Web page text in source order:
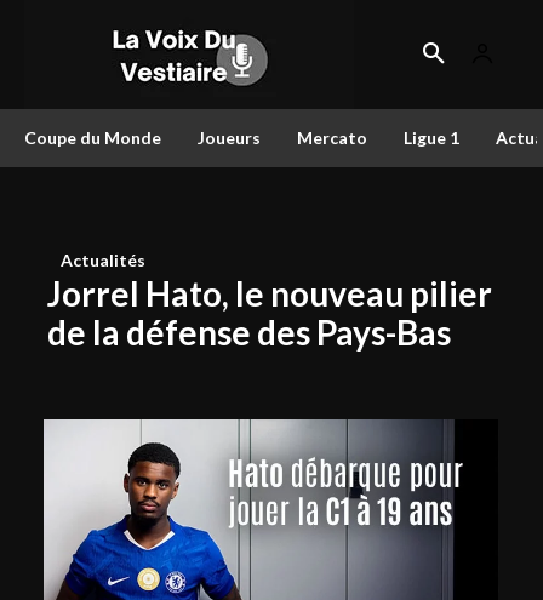
Coupe du Monde Joueurs Mercato Ligue 1
Actualités
Jorrel Hato, le nouveau pilier
de la défense des Pays-Bas